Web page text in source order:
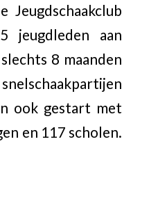
jeugdleden aan
8 maanden
ook gestart met
en 117 scholen.